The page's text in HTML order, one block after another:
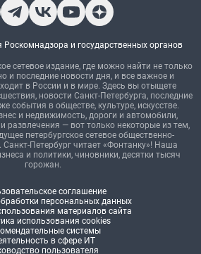
и государственных органов
сетевое издание, где можно найти не только
и последние новости дня, и все важное и
в России и в мире. Здесь вы отыщете
новости Санкт-Петербурга, последние
события в обществе, культуре, искусстве.
и недвижимость, дороги и автомобили,
развлечения — вот только некоторые из тем,
петербургское сетевое общественно-
Санкт-Петербург читает «Фонтанку»! Наша
и политики, чиновники, десятки тысяч
горожан.
соглашение
персональных данных
материалов сайта
использования cookies
системы
в сфере ИТ
пользователя